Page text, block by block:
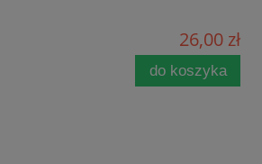
26,00 zł
do koszyka